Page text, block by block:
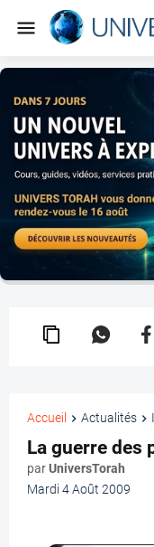
Accueil Actualités
La guerre des
parUniversTorah
Mardi 4 Août 2009